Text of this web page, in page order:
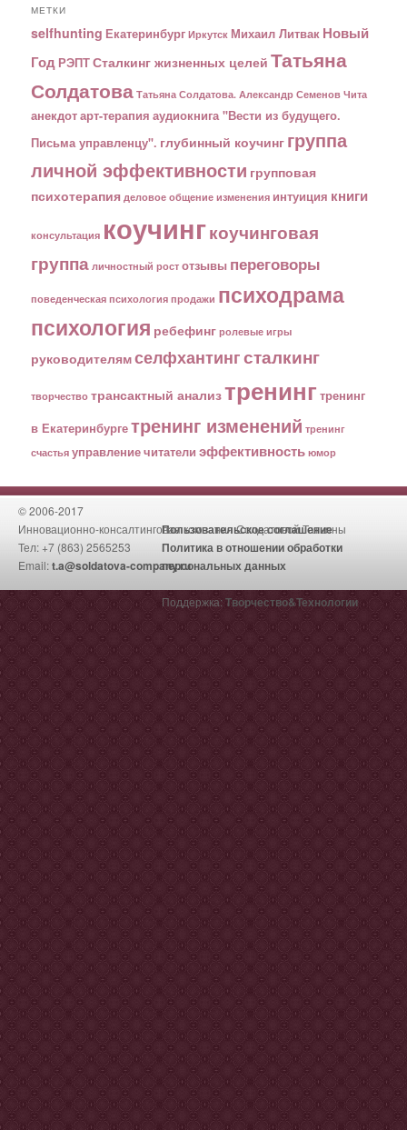
МЕТКИ
selfhunting Екатеринбург Иркутск Михаил Литвак Новый
Год РЭПТСталкинг жизненных целей Татьяна
Солдатова Татьяна Солдатова. Александр Семенов Чита
анекдотарт-терапия аудиокнига "Вести из будущего.
Письма управленцу". глубинный коучинг группа
личной эффективности групповая
психотерапия деловое общение изменения интуиция книги
консультация коучингкоучинговая
группа личностный рост отзывы переговоры
поведенческая психология продажи психодрама
психология ребефинг ролевые игры
руководителямселфхантингсталкинг
творчество трансактный анализтренинг тренинг
в Екатеринбургетренинг изменений тренинг
счастья управлениечитатели эффективность юмор
© 2006-2017
Инновационно-консалтинговая компания Солдатовой Татьяны
Тел: +7 (863) 2565253
Email:t.a@soldatova-company.ru
Пользовательское соглашение
Политика в отношении обработки
персональных данных
Поддержка:Творчество&Технологии